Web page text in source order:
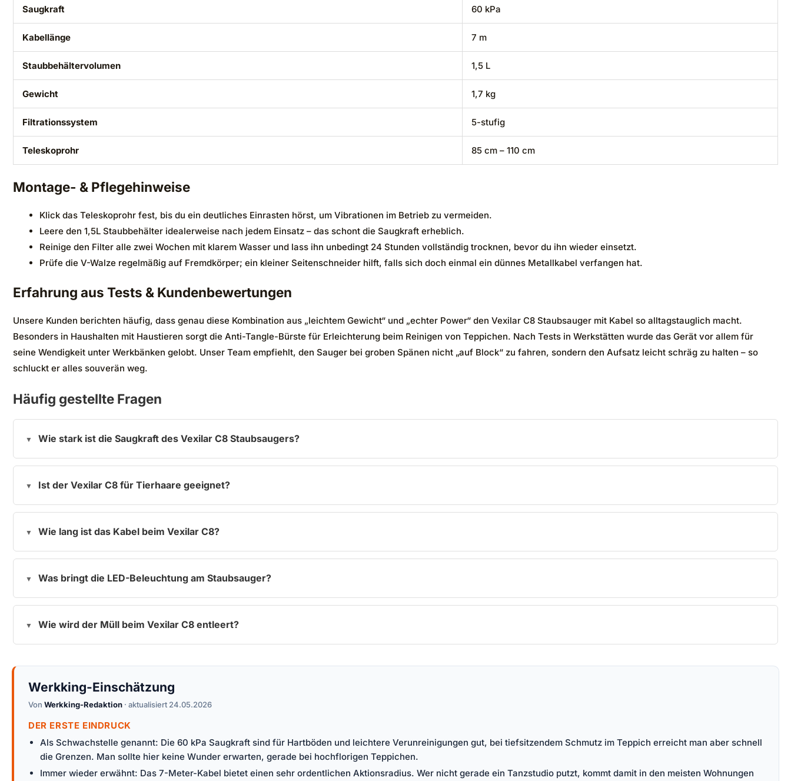
Saugkraft 60 kPa
Kabellänge 7 m
Staubbehältervolumen 1,5 L
Gewicht 1,7 kg
Filtrationssystem 5-stufig
Teleskoprohr 85 cm – 110 cm
Montage- & Pflegehinweise
Klick das Teleskoprohr fest, bis du ein deutliches Einrasten hörst, um Vibrationen im Betrieb zu vermeiden.
Leere den 1,5L Staubbehälter idealerweise nach jedem Einsatz – das schont die Saugkraft erheblich.
Reinige den Filter alle zwei Wochen mit klarem Wasser und lass ihn unbedingt 24 Stunden vollständig trocknen, bevor du ihn wieder einsetzt.
Prüfe die V-Walze regelmäßig auf Fremdkörper; ein kleiner Seitenschneider hilft, falls sich doch einmal ein dünnes Metallkabel verfangen hat.
Erfahrung aus Tests & Kundenbewertungen
Unsere Kunden berichten häufig, dass genau diese Kombination aus „leichtem Gewicht“ und „echter Power“ den Vexilar C8 Staubsauger mit Kabel so alltagstauglich macht.
Besonders in Haushalten mit Haustieren sorgt die Anti-Tangle-Bürste für Erleichterung beim Reinigen von Teppichen. Nach Tests in Werkstätten wurde das Gerät vor allem für
seine Wendigkeit unter Werkbänken gelobt. Unser Team empfiehlt, den Sauger bei groben Spänen nicht „auf Block“ zu fahren, sondern den Aufsatz leicht schräg zu halten – so
schluckt er alles souverän weg.
Häufig gestellte Fragen
Wie stark ist die Saugkraft des Vexilar C8 Staubsaugers?
Ist der Vexilar C8 für Tierhaare geeignet?
Wie lang ist das Kabel beim Vexilar C8?
Was bringt die LED-Beleuchtung am Staubsauger?
Wie wird der Müll beim Vexilar C8 entleert?
Werkking-Einschätzung
Von Werkking-Redaktion · aktualisiert 24.05.2026
DER ERSTE EINDRUCK
Als Schwachstelle genannt: Die 60 kPa Saugkraft sind für Hartböden und leichtere Verunreinigungen gut, bei tiefsitzendem Schmutz im Teppich erreicht man aber schnell
die Grenzen. Man sollte hier keine Wunder erwarten, gerade bei hochflorigen Teppichen.
Immer wieder erwähnt: Das 7-Meter-Kabel bietet einen sehr ordentlichen Aktionsradius. Wer nicht gerade ein Tanzstudio putzt, kommt damit in den meisten Wohnungen